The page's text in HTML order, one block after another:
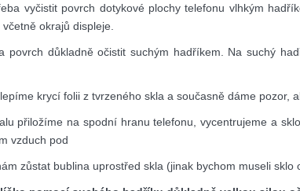
vyčistit povrch dotykové plochy telefonu vlhkým
okrajů displeje.
povrch důkladně očistit suchým hadříkem. Na suchý
krycí folii z tvrzeného skla a současně dáme pozor,
přiložíme na spodní hranu telefonu, vycentrujeme a
vzduch pod
zůstat bublina uprostřed skla (jinak bychom museli sklo